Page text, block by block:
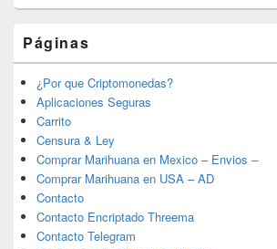
Páginas
¿Por que Criptomonedas?
Aplicaciones Seguras
Carrito
Censura & Ley
Comprar Marihuana en Mexico – Envios –
Comprar Marihuana en USA – AD
Contacto
Contacto Encriptado Threema
Contacto Telegram